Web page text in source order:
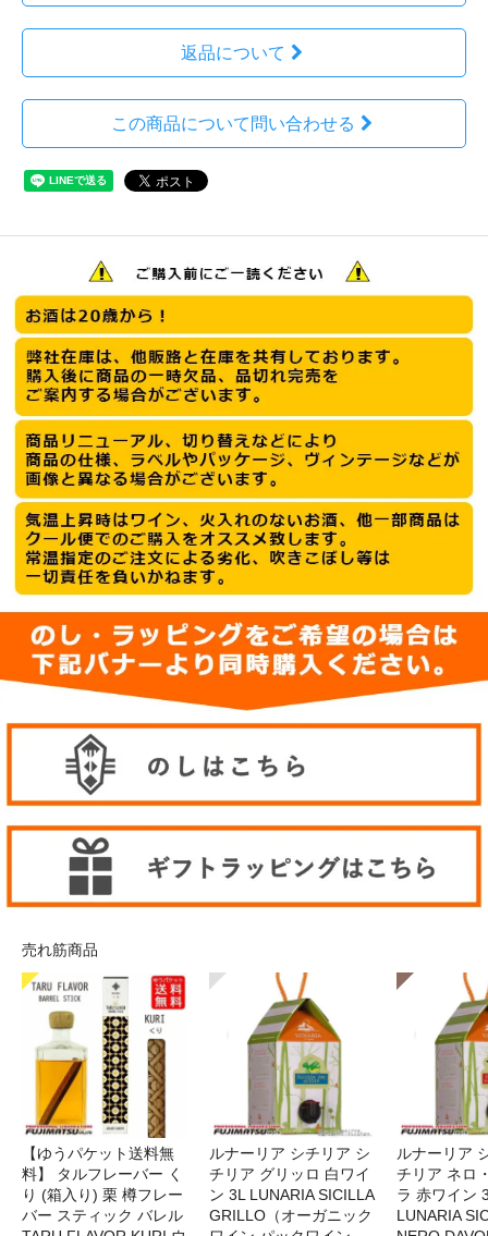
返品について
この商品について問い合わせる
売れ筋商品
【ゆうパケット送料無
料】 タルフレーバー く
り (箱入り) 栗 樽フレー
バー スティック バレル
ルナーリア シチリア シ
チリア グリッロ 白ワイ
ン 3L LUNARIA SICILLA
GRILLO（オーガニック
ルナーリア
チリア ネロ
ラ 赤ワイ
LUNARIA